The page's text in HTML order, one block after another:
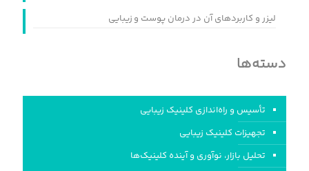
لیزر و کاربردهای آن در درمان پوست و زیبایی
دسته‌ها
تأسیس و راه‌اندازی کلینیک‌ زیبایی
تجهیزات کلینیک زیبایی
تحلیل بازار، نوآوری و آینده کلینیک‌ها